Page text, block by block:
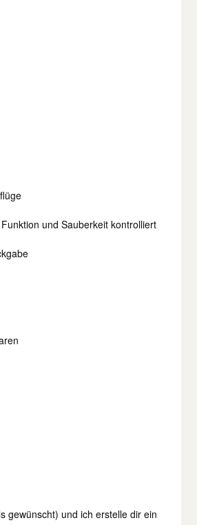
und Sauberkeit kontrolliert
gewünscht) und ich erstelle dir ein